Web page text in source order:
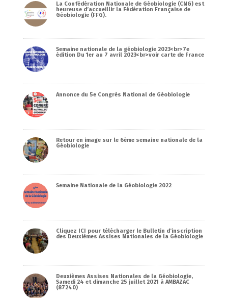
La Confédération Nationale de Géobiologie (CNG) est
heureuse d’accueillir la Fédération Française de
Géobiologie (FFG).
Semaine nationale de la géobiologie 2023<br>7e
édition Du 1er au 7 avril 2023<br>voir carte de France
Annonce du 5e Congrès National de Géobiologie
Retour en image sur le 6ème semaine nationale de la
Géobiologie
Semaine Nationale de la Géobiologie 2022
Cliquez ICI pour télécharger le Bulletin d’inscription
des Deuxièmes Assises Nationales de la Géobiologie
Deuxièmes Assises Nationales de la Géobiologie,
Samedi 24 et dimanche 25 juillet 2021 à AMBAZAC
(87240)